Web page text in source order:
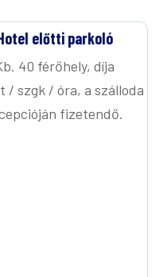
előtti parkoló
40 férőhely, díja
/ szgk / óra, a szálloda
fizetendő.